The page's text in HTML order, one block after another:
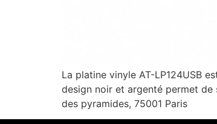
La platine vinyle AT-LP124USB
design noir et argenté permet de
des pyramides, 75001 Paris